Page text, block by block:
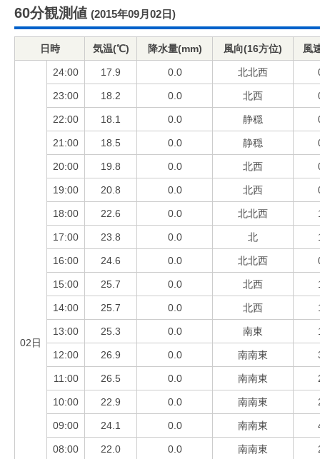
60分観測値 (2015年09月02日)
日時 気温(℃) 降水量(mm) 風向(16方位) 風
02日
24:00 17.9 0.0 北北西
23:00 18.2 0.0 北西
22:00 18.1 0.0 静穏
21:00 18.5 0.0 静穏
20:00 19.8 0.0 北西
19:00 20.8 0.0 北西
18:00 22.6 0.0 北北西
17:00 23.8 0.0 北
16:00 24.6 0.0 北北西
15:00 25.7 0.0 北西
14:00 25.7 0.0 北西
13:00 25.3 0.0 南東
12:00 26.9 0.0 南南東
11:00 26.5 0.0 南南東
10:00 22.9 0.0 南南東
09:00 24.1 0.0 南南東
08:00 22.0 0.0 南南東